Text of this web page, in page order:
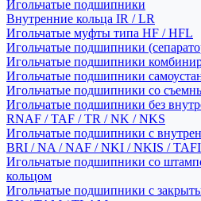
Игольчатые подшипники
Внутренние кольца IR / LR
Игольчатые муфты типа HF / HFL
Игольчатые подшипники
Игольчатые подшипники
Игольчатые подшипники
Игольчатые подшипники со
Игольчатые подшипники без
RNAF / TAF / TR / NK / NKS
Игольчатые подшипники с
BRI / NA / NAF / NKI / NKIS /
Игольчатые подшипники со
кольцом
Игольчатые подшипники с